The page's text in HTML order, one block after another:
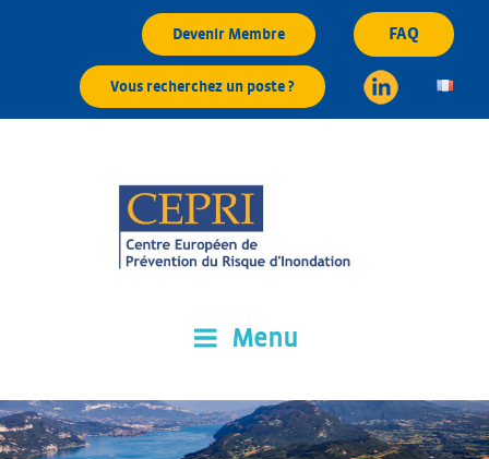
Devenir Membre FAQ
Vous recherchez un poste ?
Menu